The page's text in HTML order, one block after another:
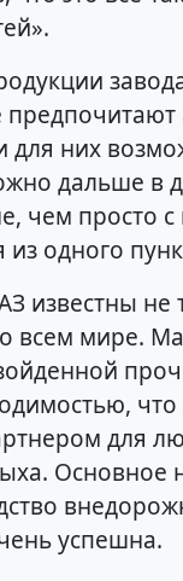
для них
дальше в
чем просто
одного
известны не
всем мире.
что
для
Основное
успешна.